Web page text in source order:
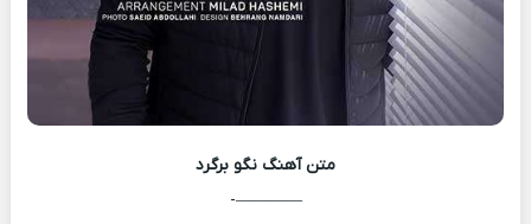
متن آهنگ نگو برگرد
————-